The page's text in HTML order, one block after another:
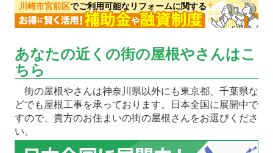
川崎市宮前区でご利用可能なリフォームに関する
あなたの近くの街の屋根やさんはこ
ちら
街の屋根やさんは神奈川県以外にも東京都、千葉県な
どでも屋根工事を承っております。日本全国に展開中で
すので、貴方のお住まいの街の屋根さんをお選びくださ
い。